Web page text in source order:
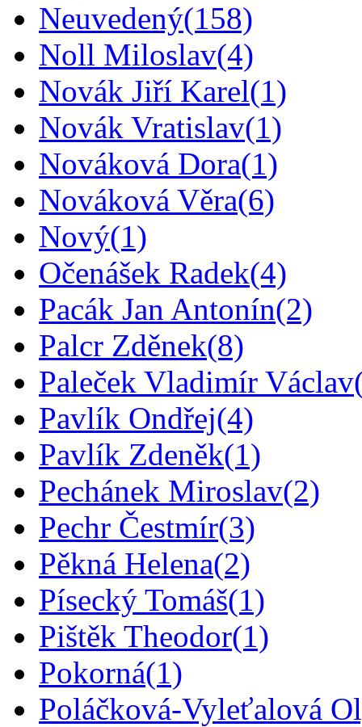
Neuvedený(158)
Noll Miloslav(4)
Novák Jiří Karel(1)
Novák Vratislav(1)
Nováková Dora(1)
Nováková Věra(6)
Nový(1)
Očenášek Radek(4)
Pacák Jan Antonín(2)
Palcr Zděnek(8)
Paleček Vladimír Václav
Pavlík Ondřej(4)
Pavlík Zdeněk(1)
Pechánek Miroslav(2)
Pechr Čestmír(3)
Pěkná Helena(2)
Písecký Tomáš(1)
Pištěk Theodor(1)
Pokorná(1)
Poláčková-Vyleťalová